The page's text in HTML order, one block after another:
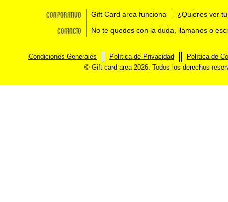
Corporativo Gift Card area funciona ¿Quieres ver
Contacto No te quedes con la duda, llámanos o
Condiciones Generales Política de Privacidad
Política de
© Gift card area 2026. Todos los derechos